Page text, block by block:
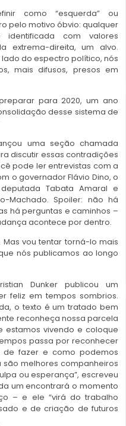
como “esquerda” ou
pelo motivo óbvio: qualquer
com valores
extrema-direita, um alvo.
do espectro político, nós
mais difusos, presos em
para 2020, um ano
desse sistema de
uma seção chamada
discutir essas contradições
pode ler entrevistas com a
o governador Flávio Dino, o
Tabata Amaral e
Machado. Spoiler: não há
há perguntas e caminhos –
acontece por dentro.
vou tentar torná-lo mais
nós publicamos ao longo
Dunker publicou um
feliz em tempos sombrios.
o texto é um tratado bem
reconheça nossa parcela
estamos vivendo e coloque
passa por reconhecer
de fazer e como podemos
são melhores companheiros
ou esperança”, escreveu
um encontrará o momento
– e ele “virá do trabalho
e de criação de futuros